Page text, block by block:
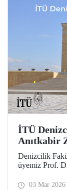
İTÜ
Anıtkabir
Denizcilik
üyemiz Prof.
Mustafa Kemal
03 Mar 2026